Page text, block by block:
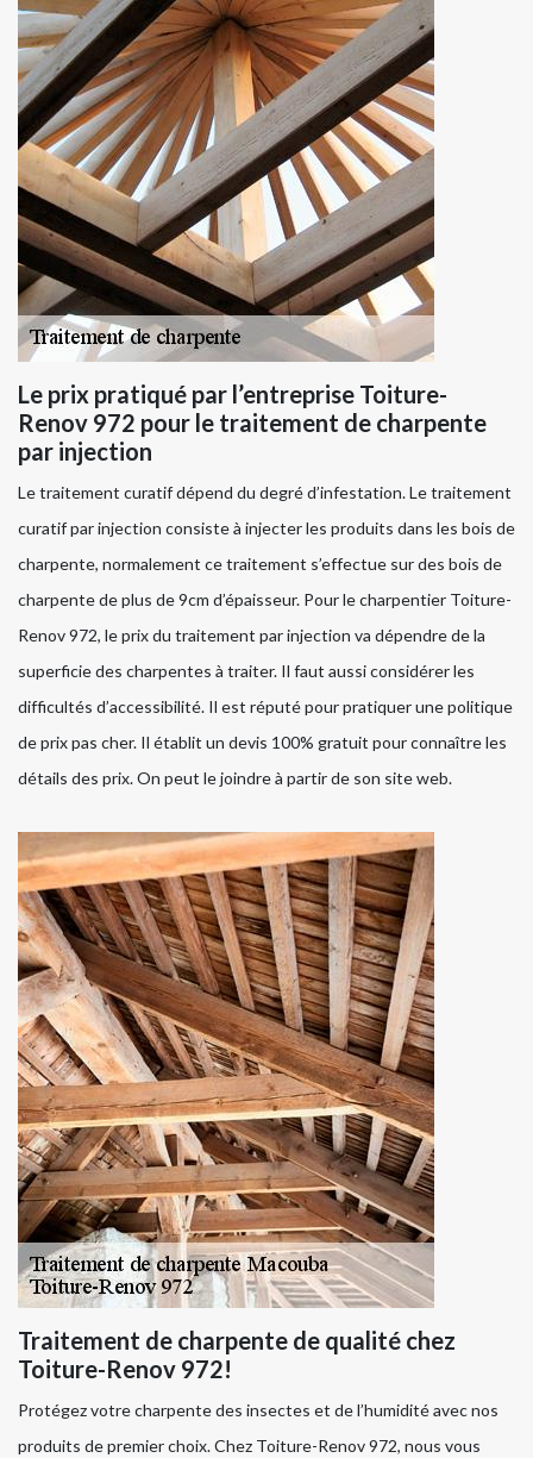
Le prix pratiqué par l’entreprise Toiture-
Renov 972 pour le traitement de charpente
par injection
Le traitement curatif dépend du degré d’infestation. Le traitement
curatif par injection consiste à injecter les produits dans les bois de
charpente, normalement ce traitement s’effectue sur des bois de
charpente de plus de 9cm d’épaisseur. Pour le charpentier Toiture-
Renov 972, le prix du traitement par injection va dépendre de la
superficie des charpentes à traiter. Il faut aussi considérer les
difficultés d’accessibilité. Il est réputé pour pratiquer une politique
de prix pas cher. Il établit un devis 100% gratuit pour connaître les
détails des prix. On peut le joindre à partir de son site web.
Traitement de charpente de qualité chez
Toiture-Renov 972!
Protégez votre charpente des insectes et de l’humidité avec nos
produits de premier choix. Chez Toiture-Renov 972, nous vous